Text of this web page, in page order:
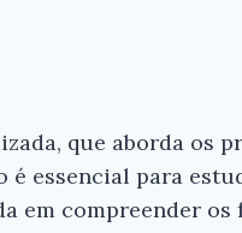
que aborda os
essencial para
em compreender os